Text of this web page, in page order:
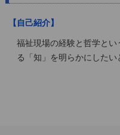
【自己紹介】
福祉現場の経験と哲学と
る「知」を明らかにしたい